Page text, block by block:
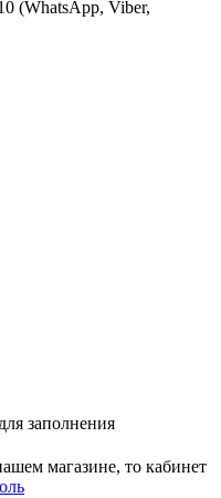
(WhatsApp, Viber,
заполнения
магазине, то кабинет